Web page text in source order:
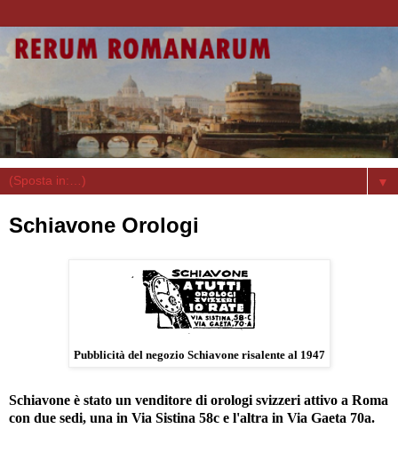
▼
Schiavone Orologi
Pubblicità del negozio Schiavone risalente al 1947
Schiavone è stato un venditore di orologi svizzeri attivo a Roma
con due sedi, una in Via Sistina 58c e l'altra in Via Gaeta 70a.